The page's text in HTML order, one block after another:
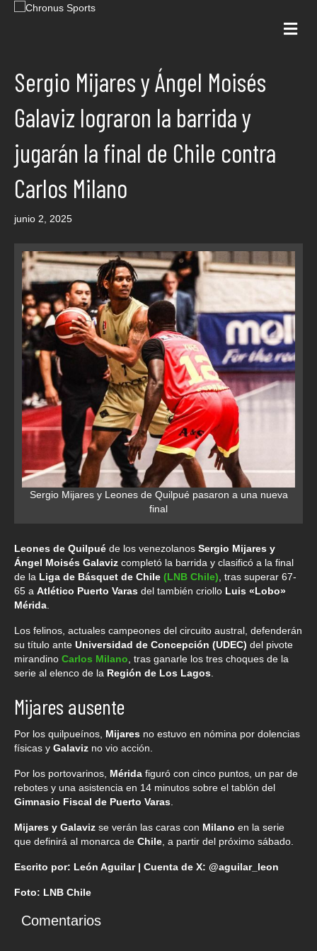
Sergio Mijares y Ángel Moisés
Galaviz lograron la barrida y
jugarán la final de Chile contra
Carlos Milano
junio 2, 2025
Sergio Mijares y Leones de Quilpué pasaron a una nueva
final
Leones de Quilpué de los venezolanos Sergio Mijares y
Ángel Moisés Galaviz completó la barrida y clasificó a la final
de la Liga de Básquet de Chile (LNB Chile), tras superar 67-
65 a Atlético Puerto Varas del también criollo Luis «Lobo»
Mérida.
Los felinos, actuales campeones del circuito austral, defenderán
su título ante Universidad de Concepción (UDEC) del pivote
mirandino Carlos Milano, tras ganarle los tres choques de la
serie al elenco de la Región de Los Lagos.
Mijares ausente
Por los quilpueínos, Mijares no estuvo en nómina por dolencias
físicas y Galaviz no vio acción.
Por los portovarinos, Mérida figuró con cinco puntos, un par de
rebotes y una asistencia en 14 minutos sobre el tablón del
Gimnasio Fiscal de Puerto Varas.
Mijares y Galaviz se verán las caras con Milano en la serie
que definirá al monarca de Chile, a partir del próximo sábado.
Escrito por: León Aguilar | Cuenta de X: @aguilar_leon
Foto: LNB Chile
Comentarios